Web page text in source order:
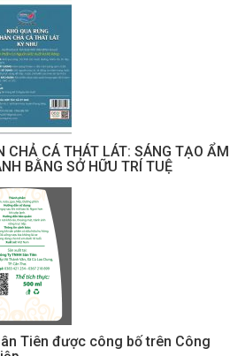
CHẢ CÁ THÁT LÁT: SÁNG TẠO ẨM
BẰNG SỞ HỮU TRÍ TUỆ
Tiên được công bố trên Công